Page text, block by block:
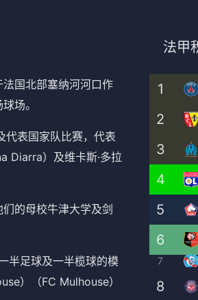
国北部塞纳河河口作
场。
代表国家队比赛，代表
Diarra）及维卡斯·多拉
的母校牛津大学及剑
半足球及一半榄球的模
）（FC Mulhouse）
法甲
1
2
3
4
5
6
7
8